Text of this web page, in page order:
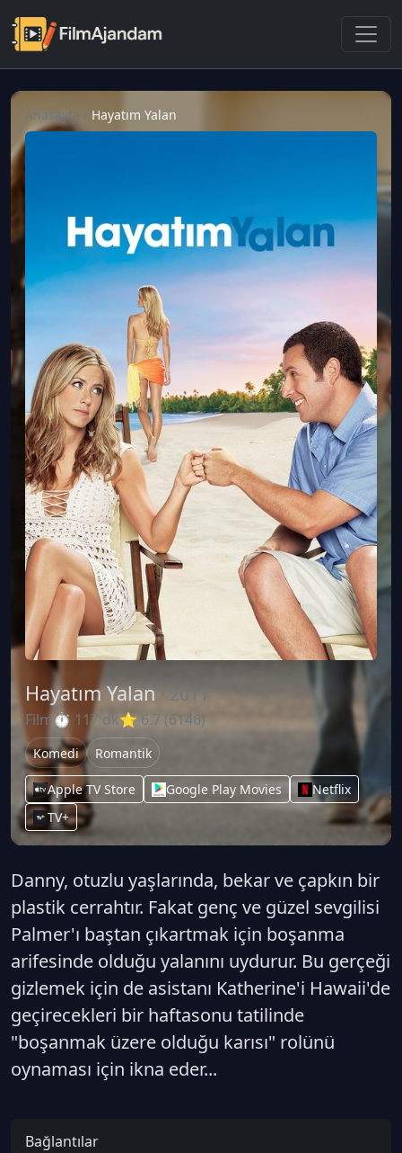
Anasayfa / Hayatım Yalan
Hayatım Yalan· 2011
Film⏱ 117 dk⭐ 6.7 (6146)
Komedi Romantik
Apple TV Store Google Play Movies
Netflix
TV+
Danny, otuzlu yaşlarında, bekar ve çapkın bir
plastik cerrahtır. Fakat genç ve güzel sevgilisi
Palmer'ı baştan çıkartmak için boşanma
arifesinde olduğu yalanını uydurur. Bu gerçeği
gizlemek için de asistanı Katherine'i Hawaii'de
geçirecekleri bir haftasonu tatilinde
"boşanmak üzere olduğu karısı" rolünü
oynaması için ikna eder...
Bağlantılar